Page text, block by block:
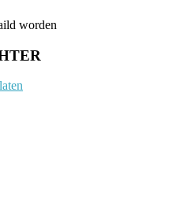
worden